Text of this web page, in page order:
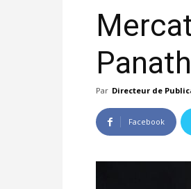
Par Directeur de
Facebook